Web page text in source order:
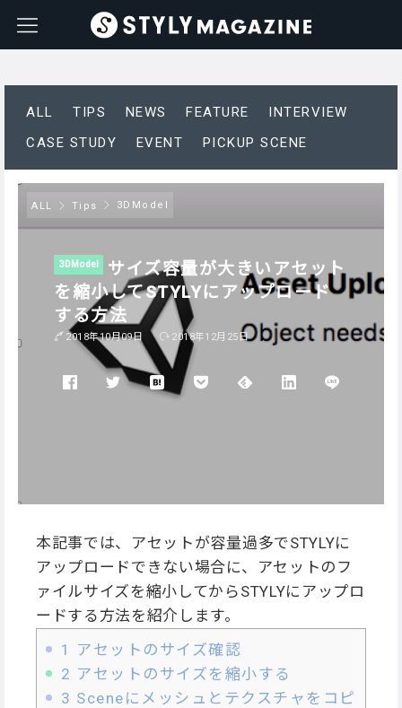
ALL TIPS NEWS FEATURE
INTERVIEW
CASE STUDY
EVENT PICKUP SCENE
ALL Tips 3DModel
3DModel
サイズ容量が大きいアセット
を縮小してSTYLYにアップロード
する方法
2018年10月09日 2018年12月25日
本記事では、アセットが容量過多でSTYLYに
アップロードできない場合に、アセットのフ
ァイルサイズを縮小してからSTYLYにアップロ
ードする方法を紹介します。
1
アセットのサイズ確認
2 アセットのサイズを縮小する
3 Sceneにメッシュとテクスチャをコピ